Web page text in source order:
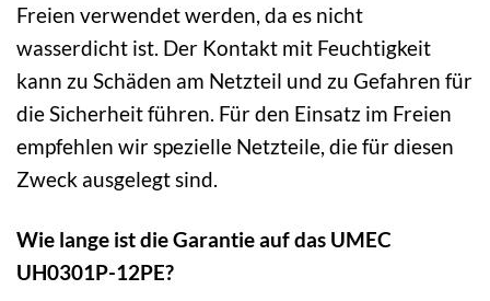
Freien verwendet werden, da es nicht
wasserdicht ist. Der Kontakt mit Feuchtigkeit
kann zu Schäden am Netzteil und zu Gefahren für
die Sicherheit führen. Für den Einsatz im Freien
empfehlen wir spezielle Netzteile, die für diesen
Zweck ausgelegt sind.
Wie lange ist die Garantie auf das UMEC
UH0301P-12PE?